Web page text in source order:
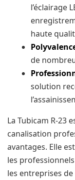
l’éclairage
haute
de
solution
La Tubicam R-23
canalisation
avantages. Elle
les
les entreprises